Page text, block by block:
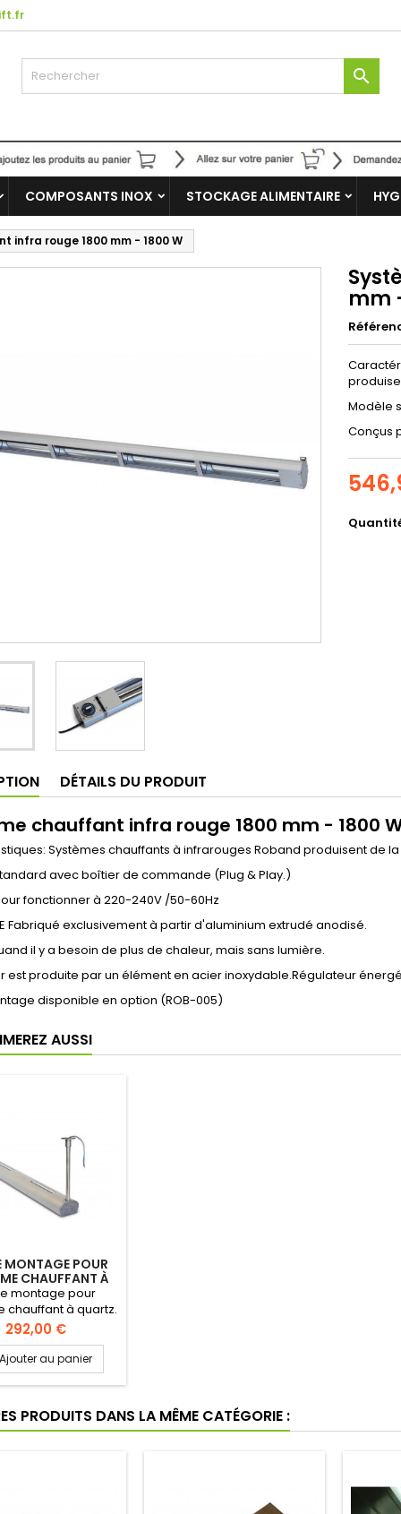

COMPOSANTS INOX STOCKAGE ALIMENTAIRE
infra rouge 1800 mm - 1800 W
mm
Modèle
Conçus
DÉTAILS DU PRODUIT
chauffant infra rouge 1800 mm - 1800
Systèmes chauffants à infrarouges Roband produisent de
avec boîtier de commande (Plug & Play.)
fonctionner à 220-240V /50-60Hz
Fabriqué exclusivement à partir d'aluminium extrudé anodisé.
il y a besoin de plus de chaleur, mais sans lumière.
est produite par un élément en acier inoxydable.Régulateur
disponible en option (ROB-005)
AUSSI
MONTAGE POUR
CHAUFFANT À
QUARTZ
montage pour
chauffant à quartz.
pour toutes
quartz et systèmes
infrarouges.
longueur 600 mm.
de 600 mm
être découpés sur
à la longueur
Prix
292,00 €
Ajouter au panier
PRODUITS DANS LA MÊME CATÉGORIE :